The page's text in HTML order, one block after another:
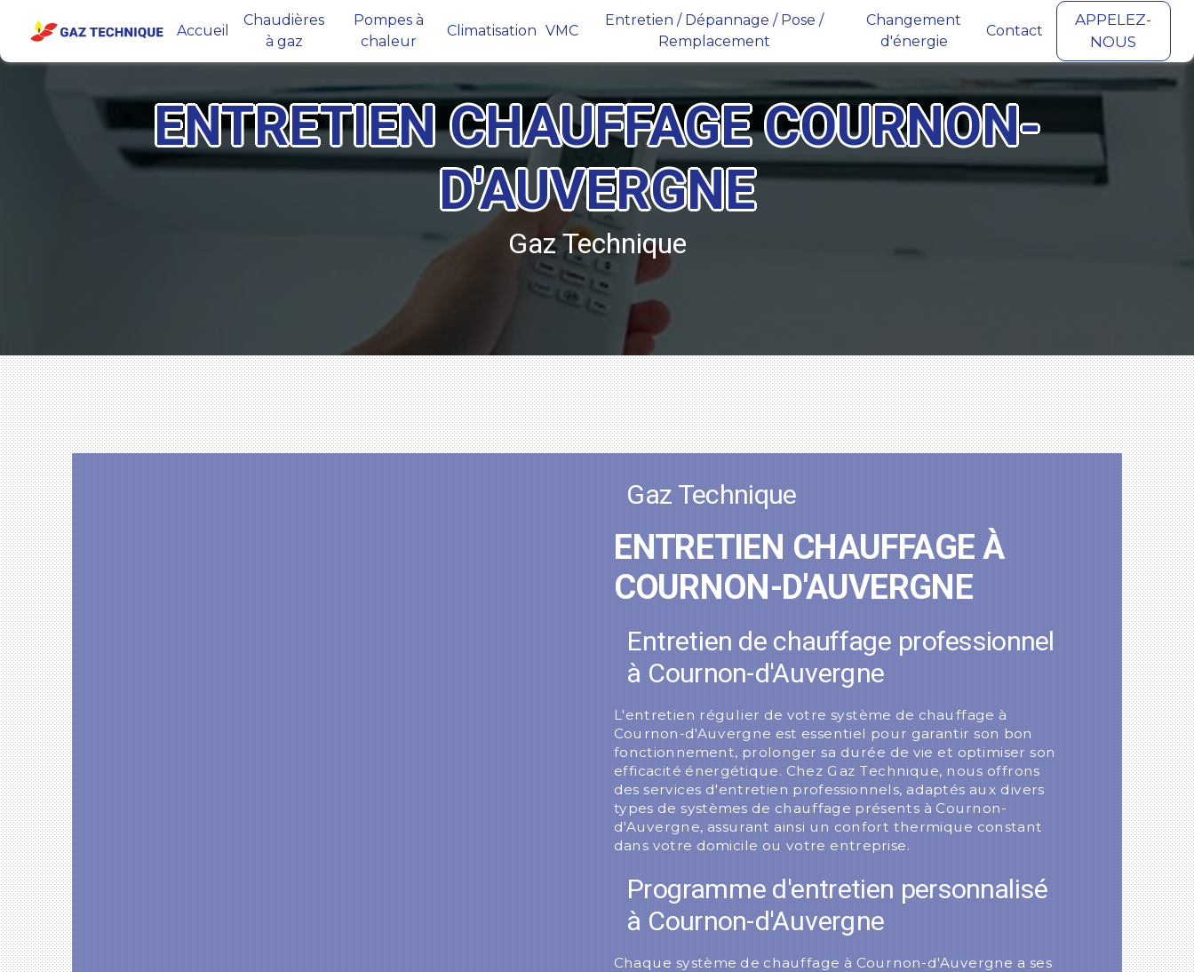
Accueil
Chaudières
à gaz
Pompes à
chaleur
Climatisation VMC
Entretien / Dépannage / Pose /
Remplacement
Changement
d'énergie
Contact
APPELEZ-
NOUS
ENTRETIEN CHAUFFAGE COURNON-
D'AUVERGNE
Gaz Technique
Gaz Technique
ENTRETIEN CHAUFFAGE À
COURNON-D'AUVERGNE
Entretien de chauffage professionnel
à Cournon-d'Auvergne
L'entretien régulier de votre système de chauffage à
Cournon-d'Auvergne est essentiel pour garantir son bon
fonctionnement, prolonger sa durée de vie et optimiser son
efficacité énergétique. Chez Gaz Technique, nous offrons
des services d'entretien professionnels, adaptés aux divers
types de systèmes de chauffage présents à Cournon-
d'Auvergne, assurant ainsi un confort thermique constant
dans votre domicile ou votre entreprise.
Programme d'entretien personnalisé
à Cournon-d'Auvergne
Chaque système de chauffage à Cournon-d'Auvergne a ses